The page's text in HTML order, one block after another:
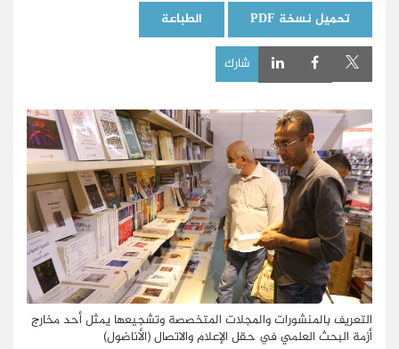
تحميل نسخة PDF الطباعة
شارك
التعريف بالمنشورات والمجلات المتخصصة وتشجيعها يمثل أحد مخارج
أزمة البحث العلمي في حقل الإعلام والاتصال (الأناضول)